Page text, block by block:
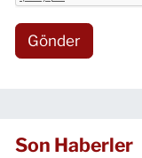
Gönder
Son Haberler